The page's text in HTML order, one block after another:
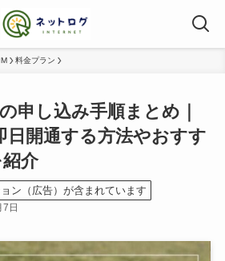
料金プラン
申し込み手順まとめ｜
日開通する方法やおすす
介
ン（広告）が含まれています
7日